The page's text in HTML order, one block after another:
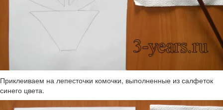
Приклеиваем на лепесточки комочки, выполненные из салфеток
синего цвета.